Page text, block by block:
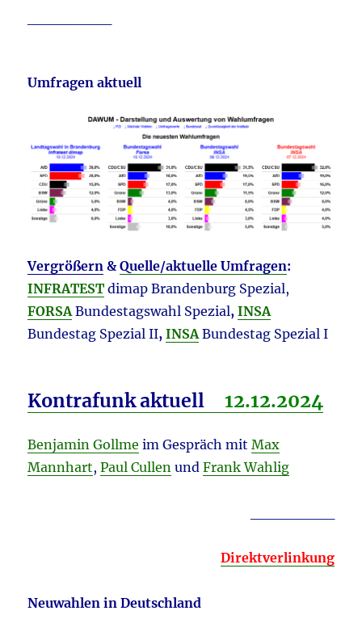
Umfragen aktuell
Vergrößern &Quelle/aktuelle Umfragen:
INFRATEST dimap Brandenburg Spezial,
FORSA Bundestagswahl Spezial,INSA
Bundestag Spezial II,INSA Bundestag Spezial I
Kontrafunk aktuell 12.12.2024
Benjamin Gollme im Gespräch mitMax
Mannhart,Paul Cullen undFrank Wahlig
Direktverlinkung
Neuwahlen in Deutschland